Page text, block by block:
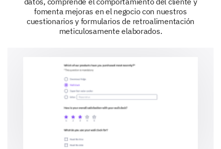
context.
Is there a specific topic you would like to see
Please share your age and years of industry
experience:
fomenta mejoras en el negocio con nuestros
cuestionarios y formularios de retroalimentación
meticulosamente elaborados.